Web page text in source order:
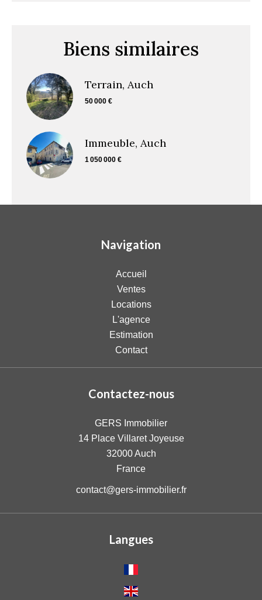
Biens similaires
Terrain, Auch
50 000 €
Immeuble, Auch
1 050 000 €
Navigation
Accueil
Ventes
Locations
L'agence
Estimation
Contact
Contactez-nous
GERS Immobilier
14 Place Villaret Joyeuse
32000Auch
France
contact@gers-immobilier.fr
Langues